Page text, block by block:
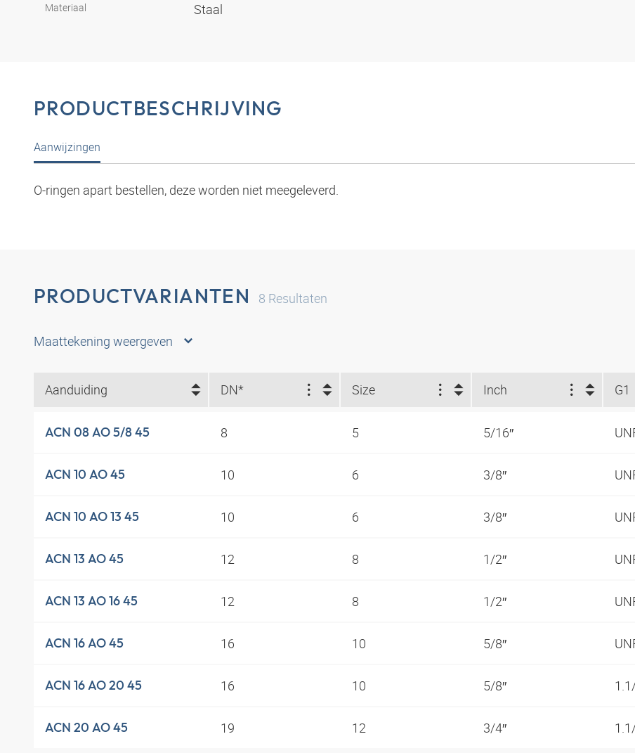
Materiaal Staal
PRODUCTBESCHRIJVING
Aanwijzingen
O-ringen apart bestellen, deze worden niet meegeleverd.
PRODUCTVARIANTEN 8 Resultaten
Maattekening weergeven
Aanduiding DN* Size Inch G1
ACN 08 AO 5/8 45 8 5 5/16″
ACN 10 AO 45 10 6 3/8″
ACN 10 AO 13 45 10 6 3/8″
ACN 13 AO 45 12 8 1/2″
ACN 13 AO 16 45 12 8 1/2″
ACN 16 AO 45 16 10 5/8″
ACN 16 AO 20 45 16 10 5/8″
ACN 20 AO 45 19 12 3/4″